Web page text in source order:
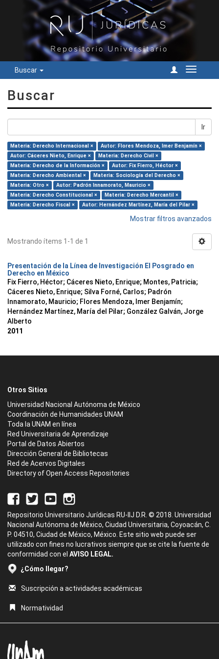
Buscar
Cambiar
Buscar
Ir
Materia: Derecho Internacional ×
Autor: Flores Mendoza, Imer Benjamín ×
Autor: Cáceres Nieto, Enrique ×
Materia: Derecho Civil ×
Materia: Derecho de la Información ×
Autor: Fix Fierro, Héctor ×
Materia: Derecho Ambiental ×
Materia: Sociología del Derecho ×
Materia: Otro ×
Autor: Padrón Innamorato, Mauricio ×
Materia: Derecho Constitucional ×
Materia: Derecho Mercantil ×
Materia: Derecho Fiscal ×
Autor: Hernández Martínez, María del Pilar ×
Mostrar filtros avanzados
Mostrando ítems 1-1 de 1
Presentación de la Línea de Investigación El Posgrado en
Derecho en México
Fix Fierro, Héctor; Cáceres Nieto, Enrique; Montes, Patricia;
Cáceres Nieto, Enrique; Silva Forné, Carlos; Padrón
Innamorato, Mauricio; Flores Mendoza, Imer Benjamín;
Hernández Martínez, María del Pilar; González Galván, Jorge
Alberto
2011
Otros Sitios
Universidad Nacional Autónoma de México
Coordinación de Humanidades UNAM
Toda la UNAM en línea
Red Universitaria de Aprendizaje
Portal de Datos Abiertos
Dirección General de Bibliotecas
Red de Acervos Digitales
Directory of Open Access Repositories
Repositorio Universitario Jurídicas RU-IIJ D.R. © 2018. Universidad
Nacional Autónoma de México, Ciudad Universitaria, Coyoacán, C.
P. 04510, Ciudad de México, México. Este sitio web puede ser
utilizado con fines no lucrativos siempre que se cite la fuente de
conformidad con el AVISO LEGAL.
¿Cómo llegar?
Suscripción a actividades académicas
Normatividad